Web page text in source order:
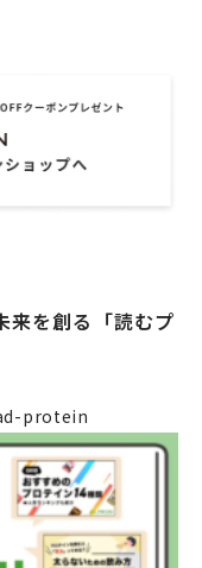
み
を創る「読むプ
protein